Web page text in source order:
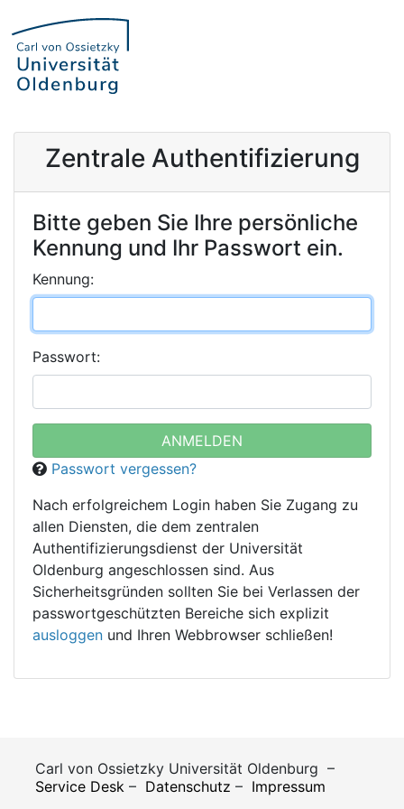
Zentrale Authentifizierung
Bitte geben Sie Ihre persönliche
Kennung und Ihr Passwort ein.
Kennung:
Passwort:
Passwort vergessen?
Nach erfolgreichem Login haben Sie Zugang zu
allen Diensten, die dem zentralen
Authentifizierungsdienst der Universität
Oldenburg angeschlossen sind. Aus
Sicherheitsgründen sollten Sie bei Verlassen der
passwortgeschützten Bereiche sich explizit
ausloggen und Ihren Webbrowser schließen!
Carl von Ossietzky Universität Oldenburg –
Service Desk – Datenschutz – Impressum